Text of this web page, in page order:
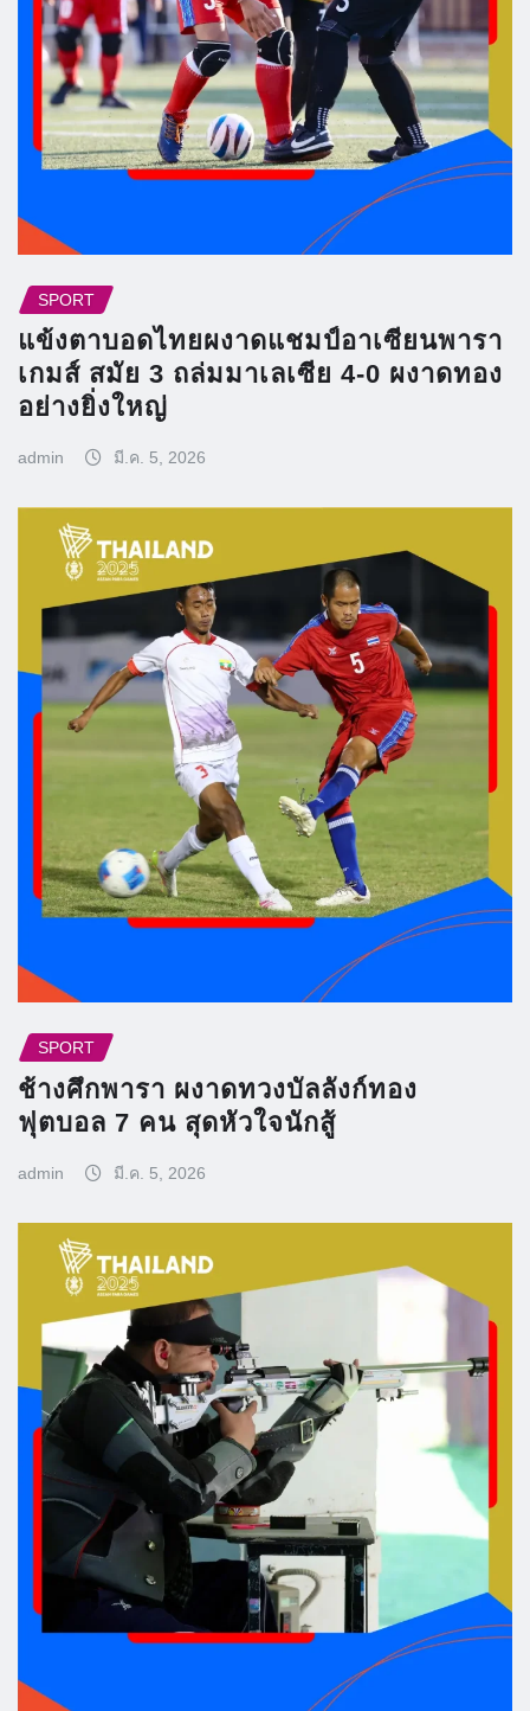
SPORT
แข้งตาบอดไทยผงาดแชมป์อาเซียนพารา
เกมส์ สมัย 3 ถล่มมาเลเซีย 4-0 ผงาดทอง
อย่างยิ่งใหญ่
admin มี.ค. 5, 2026
SPORT
ช้างศึกพารา ผงาดทวงบัลลังก์ทอง
ฟุตบอล 7 คน สุดหัวใจนักสู้
admin มี.ค. 5, 2026